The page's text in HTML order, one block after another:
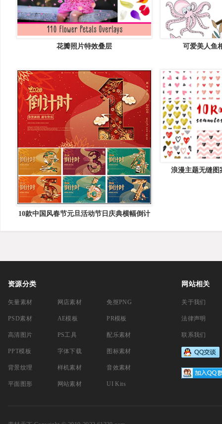
可爱美人鱼
花瓣照片特效叠层
10款中国风春节元旦活动节日庆典横幅倒计
浪漫主题无缝图
资源分类
矢量素材
PSD素材
高清图片
PPT模板
背景纹理
平面图形
网店素材
AE模板
PS工具
字体下载
样机素材
网站素材
免抠PNG
PR模板
配乐素材
图标素材
音效素材
UI Kits
网站相关
关于我们
法律声明
联系我们